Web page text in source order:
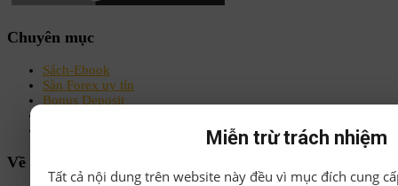
Chuyên mục
Sách-Ebook
Sàn Forex uy tín
Bonus Deposit
Về chúng tôi
Miễn trừ trách nhiệm
Tất cả nội dung trên website này đều vì mục đích cung